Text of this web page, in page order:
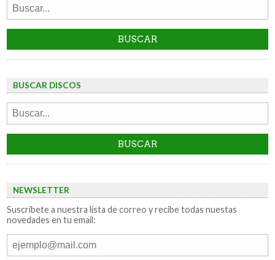
BUSCAR DISCOS
NEWSLETTER
Suscríbete a nuestra lista de correo y recibe todas nuestas
novedades en tu email: